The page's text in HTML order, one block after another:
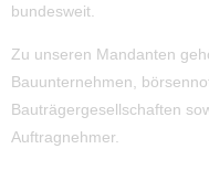
bundesweit.
Zu unseren Mandanten
Bauunternehmen,
Bauträgergesellschaften
Auftragnehmer.